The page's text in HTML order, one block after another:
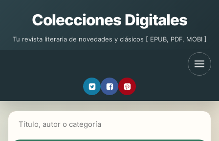
Colecciones Digitales
Tu revista literaria de novedades y clásicos [ EPUB, PDF, MOBI ]